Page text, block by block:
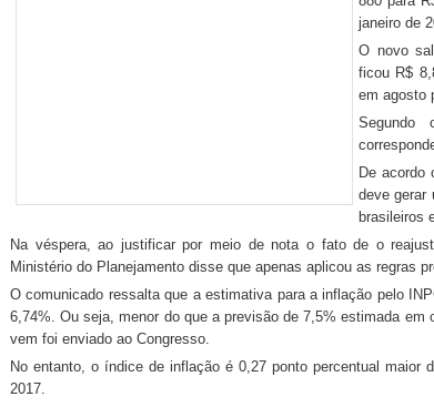
janeiro de
O novo
ficou R$
em agosto
Segundo
De acordo
deve gerar
brasileiros
Na véspera, ao justificar por meio de nota o fato de o
Ministério do Planejamento disse que apenas aplicou as regras
O comunicado ressalta que a estimativa para a inflação pelo
6,74%. Ou seja, menor do que a previsão de 7,5% estimada em
vem foi enviado ao Congresso.
No entanto, o índice de inflação é 0,27 ponto percentual
2017.